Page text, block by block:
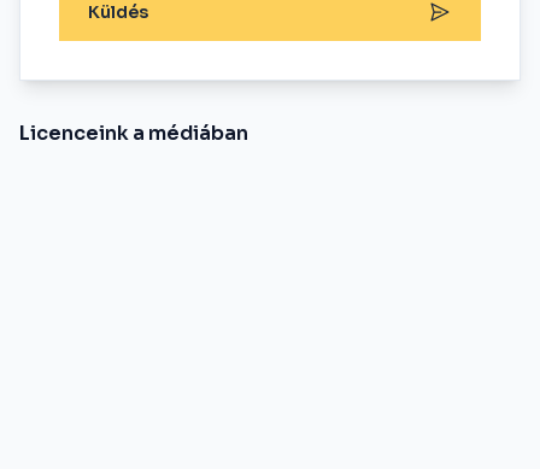
Küldés
Licenceink a médiában